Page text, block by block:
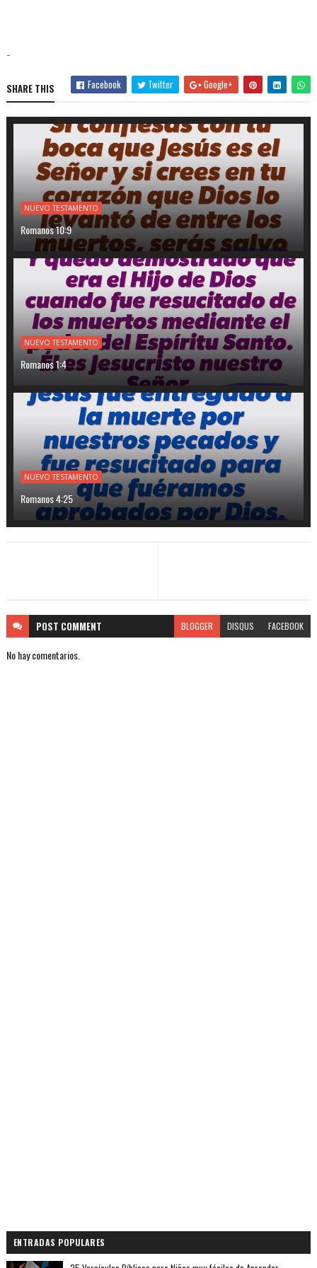
-
SHARE THIS Facebook Twitter Google+
NUEVO TESTAMENTO
Romanos 10:9
NUEVO TESTAMENTO
Romanos 1:4
NUEVO TESTAMENTO
Romanos 4:25
POST COMMENT BLOGGER DISQUS FACEBOOK
No hay comentarios.
ENTRADAS POPULARES